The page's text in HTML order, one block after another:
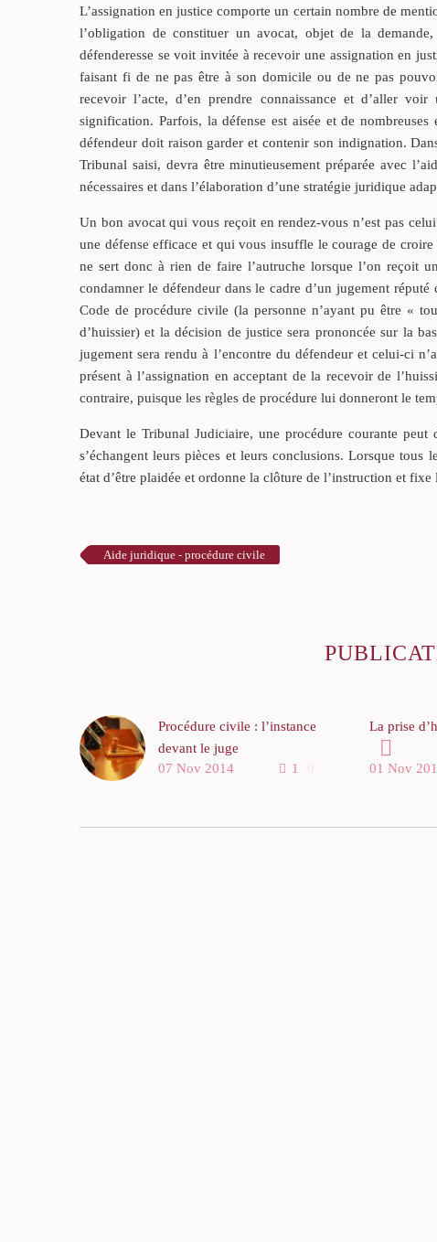
L’assignation en justice comporte un certain nombre de
l’obligation de constituer un avocat, objet de la
défenderesse se voit invitée à recevoir une assignation en
faisant fi de ne pas être à son domicile ou de ne pas
recevoir l’acte, d’en prendre connaissance et d’aller
signification. Parfois, la défense est aisée et de
défendeur doit raison garder et contenir son indignation.
Tribunal saisi, devra être minutieusement préparée avec
nécessaires et dans l’élaboration d’une stratégie juridique
Un bon avocat qui vous reçoit en rendez-vous n’est pas
une défense efficace et qui vous insuffle le courage de
ne sert donc à rien de faire l’autruche lorsque l’on reçoit
condamner le défendeur dans le cadre d’un jugement
Code de procédure civile (la personne n’ayant pu être «
d’huissier) et la décision de justice sera prononcée sur la
jugement sera rendu à l’encontre du défendeur et celui-ci
présent à l’assignation en acceptant de la recevoir de
contraire, puisque les règles de procédure lui donneront le
Devant le Tribunal Judiciaire, une procédure courante
s’échangent leurs pièces et leurs conclusions. Lorsque tous
état d’être plaidée et ordonne la clôture de l’instruction et fixe
Aide juridique - procédure civile
Procédure civile : l’instance
devant le juge
proximité est une
1 0
07 Nov 2014
La prise
Lorsque le
l’étranger,
01 Nov